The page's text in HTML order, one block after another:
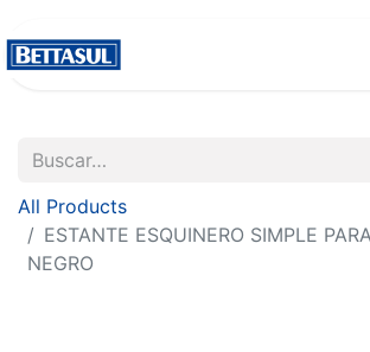
All Products
ESTANTE ESQUINERO SIMPLE
NEGRO